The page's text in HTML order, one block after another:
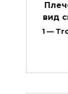
вид
1 —